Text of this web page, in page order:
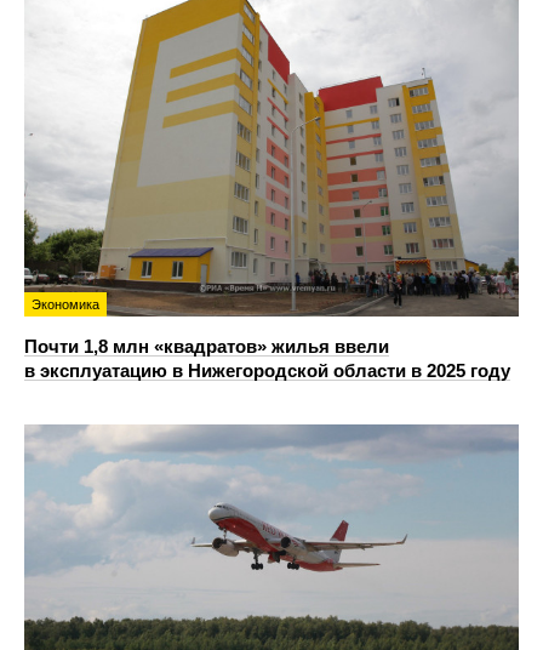
Экономика
Почти 1,8 млн «квадратов» жилья ввели
в эксплуатацию в Нижегородской области в 2025 году